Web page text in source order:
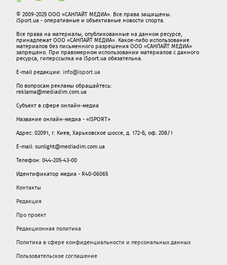
© 2009-2025 ООО «САНЛАЙТ МЕДИА». Все права защищены.
iSport.ua - оперативные и объективные новости спорта.
Все права на материалы, опубликованные на данном ресурсе,
принадлежат ООО «САНЛАЙТ МЕДИА». Какое-либо использование
материалов без письменного разрешения ООО «САНЛАЙТ МЕДИА»
запрещено. При правомерном использовании материалов с данного
ресурса, гиперссылка на iSport.ua обязательна.
E-mail редакции: info@isport.ua
По вопросам рекламы обращайтесь:
reklama@mediadim.com.ua
Субъект в сфере онлайн-медиа
Название онлайн-медиа - «ISPORT»
Адрес: 02091, г. Киев, Харьковское шоссе, д. 172-Б, оф. 208/1
E-mail: sunlight@mediadim.com.ua
Телефон: 044-205-43-00
Идентификатор медиа - R40-06065
Контакты
Редакция
Про проект
Редакционная политика
Политика в сфере конфиденциальности и персональных данных
Пользовательское соглашение